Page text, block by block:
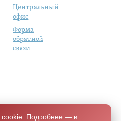
Центральный
офис
Форма
обратной
связи
Подробнее — в